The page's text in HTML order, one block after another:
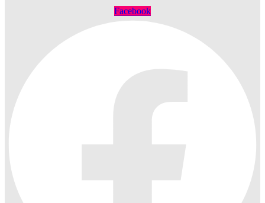
Facebook